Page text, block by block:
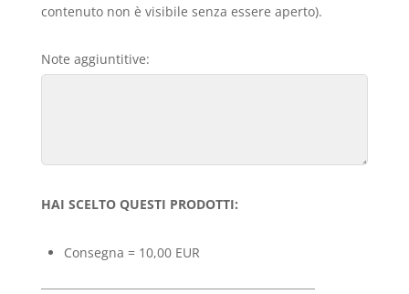
contenuto non è visibile senza essere aperto).
Note aggiuntitive:
HAI SCELTO QUESTI PRODOTTI:
Consegna = 10,00 EUR